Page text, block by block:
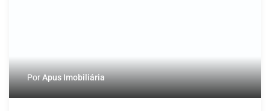
PorApus Imobiliária